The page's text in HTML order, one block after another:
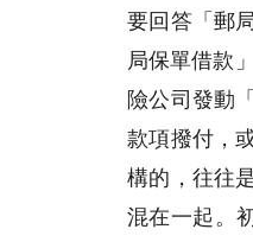
要回答「郵
局保單借款
險公司發動
款項撥付，
構的，往往
混在一起。